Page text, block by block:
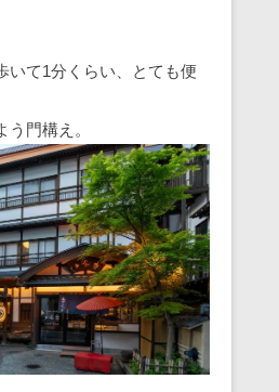
いて1分くらい、とても便
門構え。